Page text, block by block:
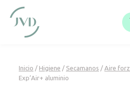
Inicio / Higiene / Secamanos / Aire
Exp’Air+ aluminio
Panel de gestión de cookies